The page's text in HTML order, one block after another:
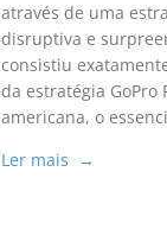
através de uma
disruptiva e
consistiu
da estratégia GoPro
americana, o
Ler mais →